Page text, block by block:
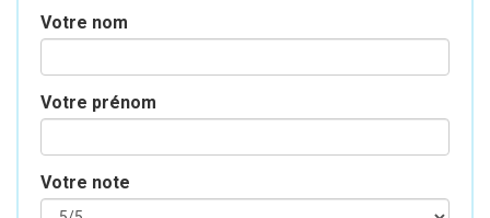
Votre nom
Votre prénom
Votre note